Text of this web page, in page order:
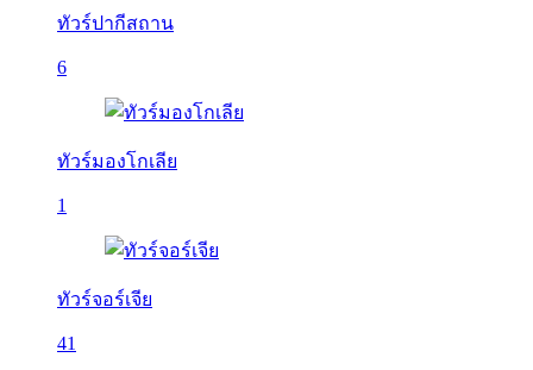
ทัวร์ปากีสถาน
6
ทัวร์มองโกเลีย
1
ทัวร์จอร์เจีย
41